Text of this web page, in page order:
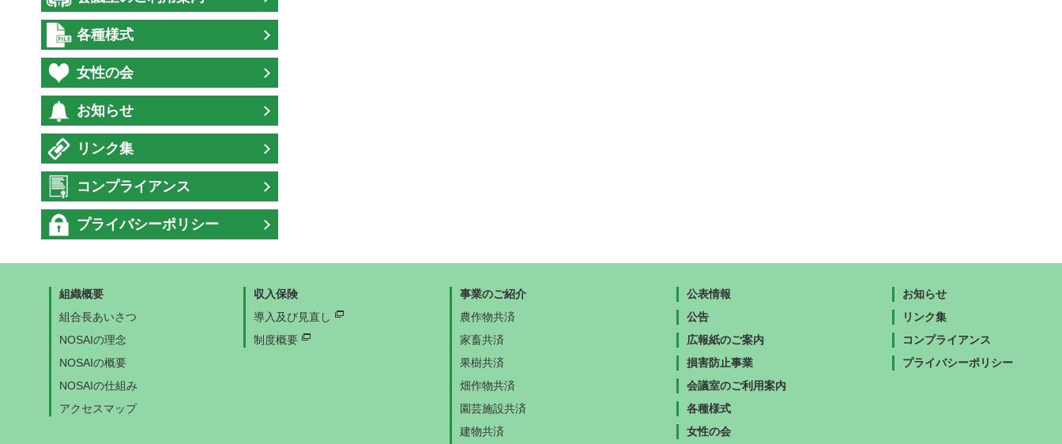
各種様式
女性の会
お知らせ
リンク集
コンプライアンス
プライバシーポリシー
組織概要
組合長あいさつ
NOSAIの理念
NOSAIの概要
NOSAIの仕組み
アクセスマップ
収入保険
導入及び見直し
制度概要
事業のご紹介
農作物共済
家畜共済
果樹共済
畑作物共済
園芸施設共済
建物共済
公表情報
公告
広報紙のご案内
損害防止事業
会議室のご利用案内
各種様式
女性の会
お知らせ
リンク集
コンプライアンス
プライバシーポリシー